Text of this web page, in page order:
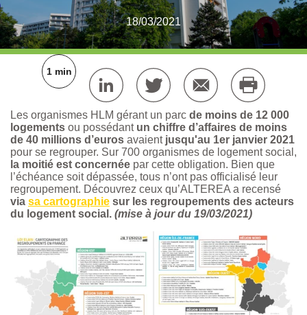
18/03/2021
1 min
Les organismes HLM gérant un parc de moins de 12 000
logements ou possédant un chiffre d’affaires de moins
de 40 millions d’euros avaientjusqu'au 1er janvier 2021
pour se regrouper. Sur 700 organismes de logement social,
la moitié est concernée par cette obligation. Bien que
l’échéance soit dépassée, tous n’ont pas officialisé leur
regroupement. Découvrez ceux qu’ALTEREA a recensé
via sa cartographie sur les regroupements des acteurs
du logement social. (mise à jour du 19/03/2021)